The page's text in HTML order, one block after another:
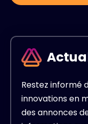
Restez informé
innovations en
des annonces